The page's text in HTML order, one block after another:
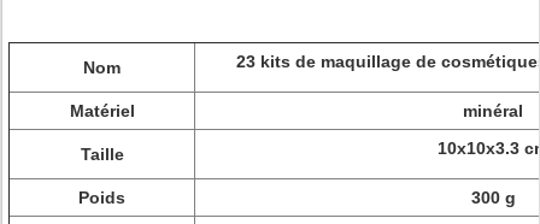
Nom 23 kits de maquillage de
Matériel minéral
Taille 10x10x3.3
Poids
300 g